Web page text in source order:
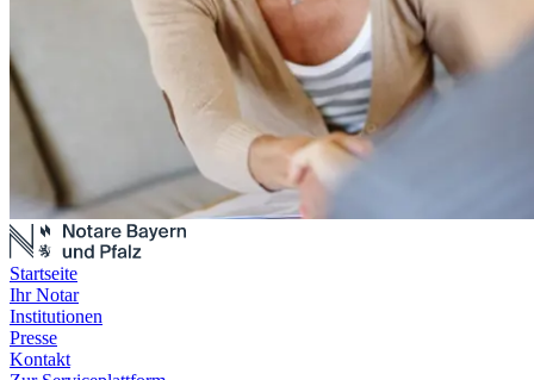
Startseite
Ihr Notar
Institutionen
Presse
Kontakt